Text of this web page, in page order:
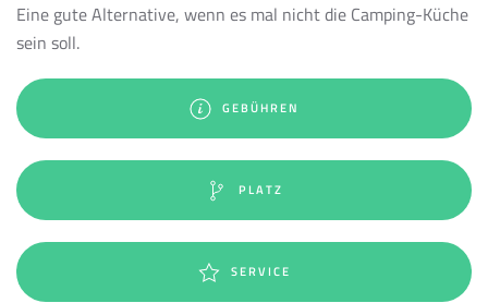
Eine gute Alternative, wenn es mal nicht die Camping-Küche
sein soll.
GEBÜHREN
PLATZ
SERVICE